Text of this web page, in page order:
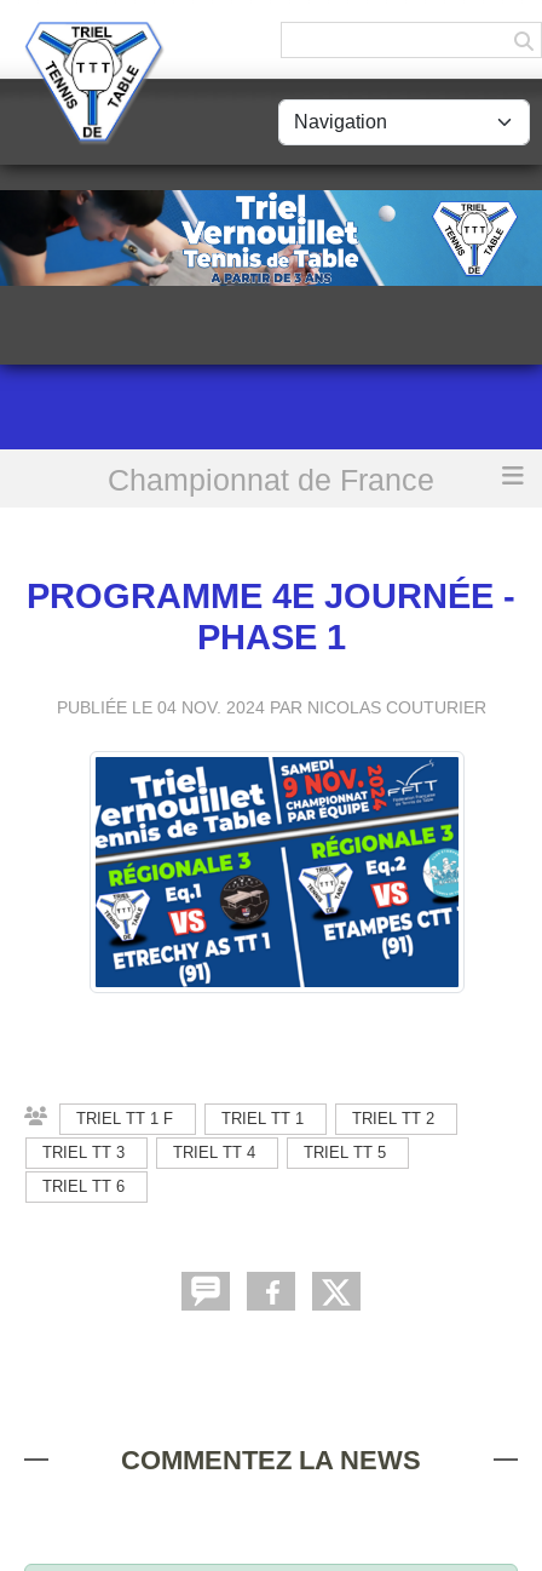
Championnat de France
Programme 4e Journée - Phase 1
PROGRAMME 4E JOURNÉE -
PHASE 1
PUBLIÉE LE 04 NOV. 2024PAR NICOLAS COUTURIER
TRIEL TT 1 F TRIEL TT 1
TRIEL TT 2
TRIEL TT 3
TRIEL TT 4
TRIEL TT 5
TRIEL TT 6
COMMENTEZ LA NEWS